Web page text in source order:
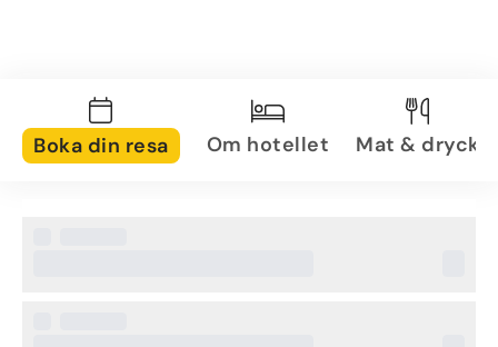
Boka din resa Om hotellet Mat & dryck